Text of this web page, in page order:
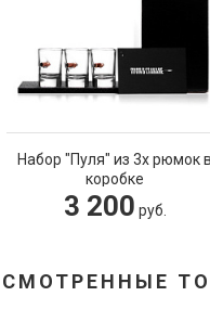
Набор "Пуля" из 3х рюмок в
коробке
3 200 руб.